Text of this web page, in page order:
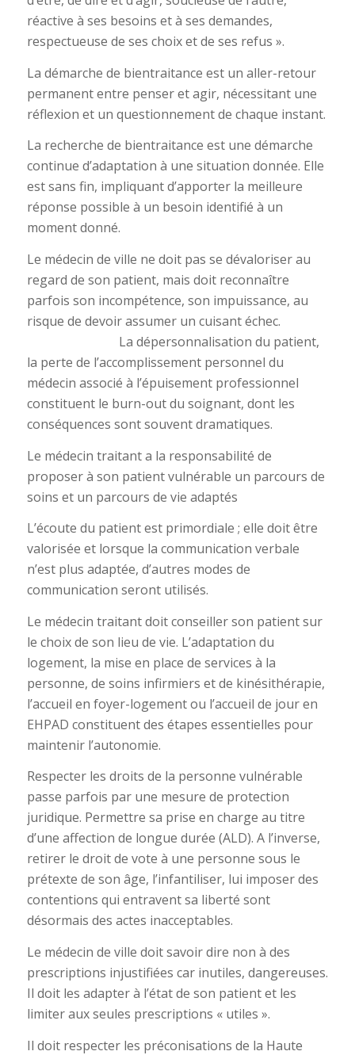
réactive à ses besoins et à ses demandes,
respectueuse de ses choix et de ses refus ».
La démarche de bientraitance est un aller-retour
permanent entre penser et agir, nécessitant une
réflexion et un questionnement de chaque instant.
La recherche de bientraitance est une démarche
continue d’adaptation à une situation donnée. Elle
est sans fin, impliquant d’apporter la meilleure
réponse possible à un besoin identifié à un
moment donné.
Le médecin de ville ne doit pas se dévaloriser au
regard de son patient, mais doit reconnaître
parfois son incompétence, son impuissance, au
risque de devoir assumer un cuisant échec.
La dépersonnalisation du patient,
la perte de l’accomplissement personnel du
médecin associé à l’épuisement professionnel
constituent le burn-out du soignant, dont les
conséquences sont souvent dramatiques.
Le médecin traitant a la responsabilité de
proposer à son patient vulnérable un parcours de
soins et un parcours de vie adaptés
L’écoute du patient est primordiale ; elle doit être
valorisée et lorsque la communication verbale
n’est plus adaptée, d’autres modes de
communication seront utilisés.
Le médecin traitant doit conseiller son patient sur
le choix de son lieu de vie. L’adaptation du
logement, la mise en place de services à la
personne, de soins infirmiers et de kinésithérapie,
l’accueil en foyer-logement ou l’accueil de jour en
EHPAD constituent des étapes essentielles pour
maintenir l’autonomie.
Respecter les droits de la personne vulnérable
passe parfois par une mesure de protection
juridique. Permettre sa prise en charge au titre
d’une affection de longue durée (ALD). A l’inverse,
retirer le droit de vote à une personne sous le
prétexte de son âge, l’infantiliser, lui imposer des
contentions qui entravent sa liberté sont
désormais des actes inacceptables.
Le médecin de ville doit savoir dire non à des
prescriptions injustifiées car inutiles, dangereuses.
Il doit les adapter à l’état de son patient et les
limiter aux seules prescriptions « utiles ».
Il doit respecter les préconisations de la Haute